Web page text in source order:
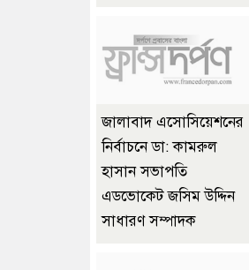
জালাবাদ এসোসিয়েশনের
নির্বাচনে ডা: কামরুল
হাসান সভাপতি
এডভোকেট জসিম উদ্দিন
সাধারণ সম্পাদক